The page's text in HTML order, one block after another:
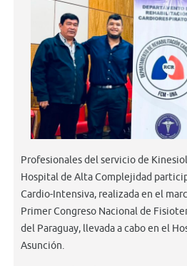
Profesionales del servicio de
Hospital de Alta Complejidad
Cardio-Intensiva, realizada en el
Primer Congreso Nacional de
del Paraguay, llevada a cabo en el
Asunción.